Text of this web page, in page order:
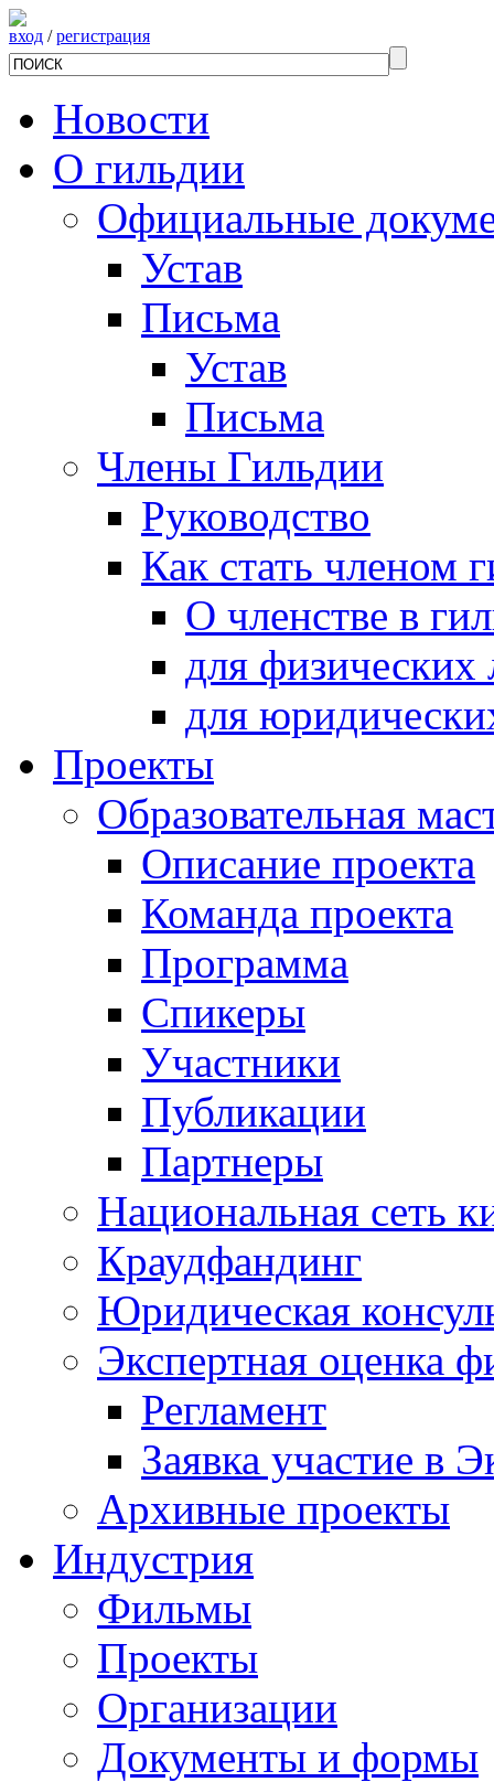
вход /регистрация
Новости
О гильдии
Официальные
Устав
Письма
Устав
Письма
Члены Гильдии
Руководство
Как стать членом
О членстве в
для физических
для
Проекты
Образовательная
Описание проекта
Команда проекта
Программа
Спикеры
Участники
Публикации
Партнеры
Национальная сеть
Краудфандинг
Юридическая
Экспертная оценка
Регламент
Заявка участие в
Архивные проекты
Индустрия
Фильмы
Проекты
Организации
Документы и формы